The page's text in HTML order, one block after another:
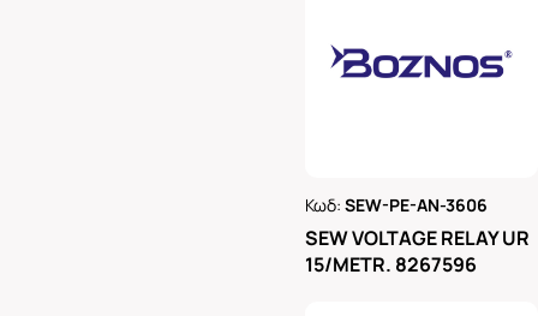
Κωδ:SEW-PE-AN-3606
SEW VOLTAGE RELAY UR
15/METR. 8267596